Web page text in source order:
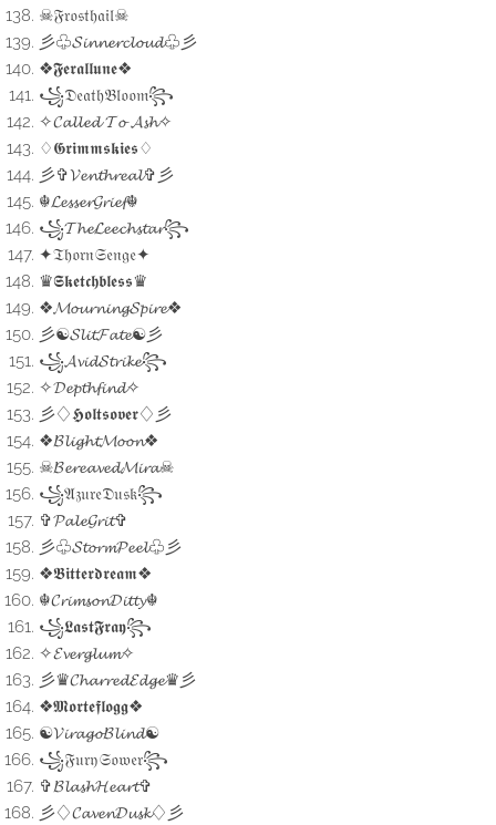
☠︎︎𝔉𝔯𝔬𝔰𝔱𝔥𝔞𝔦𝔩☠︎︎
彡♧𝓢𝓲𝓷𝓷𝓮𝓻𝓬𝓵𝓸𝓾𝓭♧彡
❖𝕱𝖊𝖗𝖆𝖑𝖑𝖚𝖓𝖊❖
꧁𝔇𝔢𝔞𝔱𝔥𝔅𝔩𝔬𝔬𝔪꧂
✧𝓒𝓪𝓵𝓵𝓮𝓭 𝓣𝓸 𝓐𝓼𝓱✧
♢𝕲𝖗𝖎𝖒𝖒𝖘𝖐𝖎𝖊𝖘♢
彡✞𝓥𝓮𝓷𝓽𝓱𝓻𝓮𝓪𝓵✞彡
☬𝓛𝓮𝓼𝓼𝓮𝓻𝓖𝓻𝓲𝓮𝓯☬
꧁𝓣𝓱𝓮𝓛𝓮𝓮𝓬𝓱𝓼𝓽𝓪𝓻꧂
✦𝔗𝔥𝔬𝔯𝔫𝔖𝔢𝔫𝔤𝔢✦
♛𝕾𝖐𝖊𝖙𝖈𝖍𝖇𝖑𝖊𝖘𝖘♛
❖𝓜𝓸𝓾𝓻𝓷𝓲𝓷𝓰𝓢𝓹𝓲𝓻𝓮❖
彡☯︎𝓢𝓵𝓲𝓽𝓕𝓪𝓽𝓮☯︎彡
꧁𝓐𝓿𝓲𝓭𝓢𝓽𝓻𝓲𝓴𝓮꧂
✧𝓓𝓮𝓹𝓽𝓱𝓯𝓲𝓷𝓭✧
彡♢𝕳𝖔𝖑𝖙𝖘𝖔𝖛𝖊𝖗♢彡
❖𝓑𝓵𝓲𝓰𝓱𝓽𝓜𝓸𝓸𝓷❖
☠︎︎𝓑𝓮𝓻𝓮𝓪𝓿𝓮𝓭𝓜𝓲𝓻𝓪☠︎︎
꧁𝔄𝔷𝔲𝔯𝔢𝔇𝔲𝔰𝔨꧂
✞𝓟𝓪𝓵𝓮𝓖𝓻𝓲𝓽✞
彡♧𝓢𝓽𝓸𝓻𝓶𝓟𝓮𝓮𝓵♧彡
❖𝕭𝖎𝖙𝖙𝖊𝖗𝖉𝖗𝖊𝖆𝖒❖
☬𝓒𝓻𝓲𝓶𝓼𝓸𝓷𝓓𝓲𝓽𝓽𝔂☬
꧁𝕷𝖆𝖘𝖙𝕱𝖗𝖆𝖞꧂
✧𝓔𝓿𝓮𝓻𝓰𝓵𝓾𝓶✧
彡♛𝓒𝓱𝓪𝓻𝓻𝓮𝓭𝓔𝓭𝓰𝓮♛彡
❖𝕸𝖔𝖗𝖙𝖊𝖋𝖑𝖔𝖌𝖌❖
☯︎𝓥𝓲𝓻𝓪𝓰𝓸𝓑𝓵𝓲𝓷𝓭☯︎
꧁𝔉𝔲𝔯𝔶𝔖𝔬𝔴𝔢𝔯꧂
✞𝓑𝓵𝓪𝓼𝓱𝓗𝓮𝓪𝓻𝓽✞
彡♢𝓒𝓪𝓿𝓮𝓷𝓓𝓾𝓼𝓴♢彡